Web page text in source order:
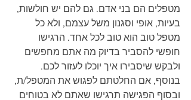
מטפלים הם בני אדם. גם להם יש חולשות,
בעיות, אופי וסגנון משל עצמם, ולא כל
מטפל טוב הוא טוב לכל אחד. הרגישו
חופשי להסביר בדיוק מה אתם מחפשים
ולבקש שיסבירו איך יוכלו לעזור לכם.
בנוסף, אם החלטתם לפגוש את המטפל/ת,
ובסוף הפגישה תרגישו שאתם לא בטוחים